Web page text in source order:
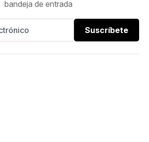
bandeja de entrada
Suscríbete